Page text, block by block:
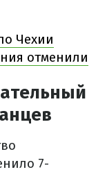
Чехии
отменили
7-